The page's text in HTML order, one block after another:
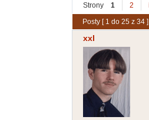
Strony 1 2
Posty [ 1 do 25 z 34 ]
xxl